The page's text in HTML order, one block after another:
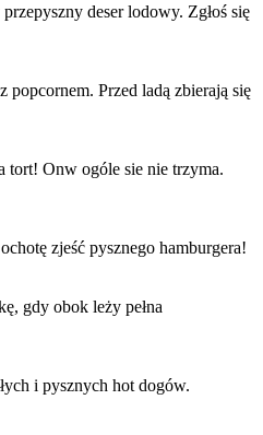
deser lodowy. Zgłoś się
popcornem. Przed ladą zbierają się
tort! Onw ogóle sie nie trzyma.
zjeść pysznego hamburgera!
gdy obok leży pełna
i pysznych hot dogów.